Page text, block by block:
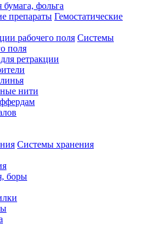
фольга
Гемостатические
Системы
поля
ретракции
нити
Системы хранения
боры